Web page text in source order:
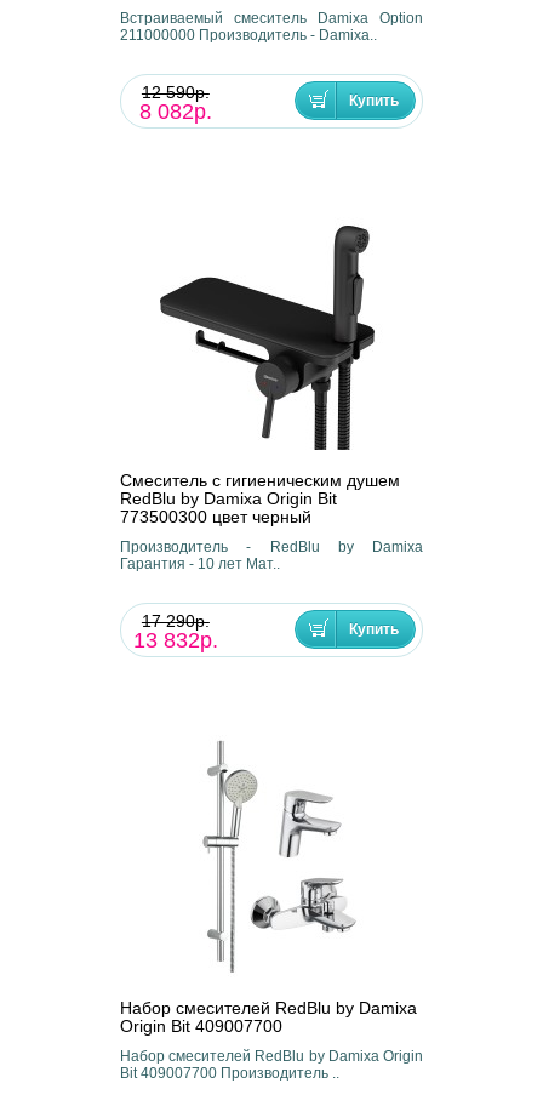
Встраиваемый смеситель Damixa Option
211000000 Производитель - Damixa..
12 590р.
8 082р.
Смеситель с гигиеническим душем
RedBlu by Damixa Origin Bit
773500300 цвет черный
Производитель - RedBlu by Damixa
Гарантия - 10 лет Мат..
17 290р.
13 832р.
Набор смесителей RedBlu by Damixa
Origin Bit 409007700
Набор смесителей RedBlu by Damixa Origin
Bit 409007700 Производитель ..